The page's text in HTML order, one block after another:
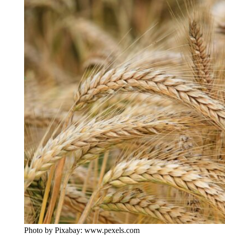
Photo by Pixabay: www.pexels.com